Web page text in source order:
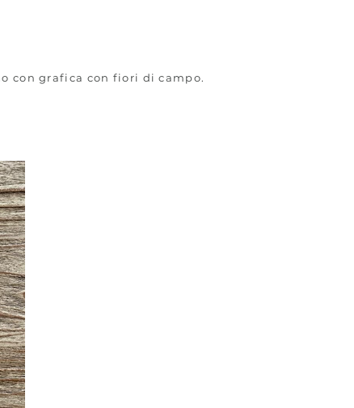
con grafica con fiori di campo.